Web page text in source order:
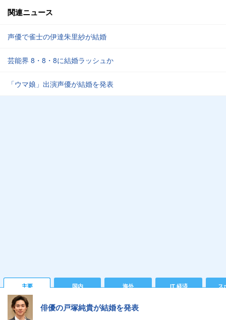
関連ニュース
声優で雀士の伊達朱里紗が結婚
芸能界 8・8・8に結婚ラッシュか
「ウマ娘」出演声優が結婚を発表
主要 国内 海外 IT 経済 ス
俳優の戸塚純貴が結婚を発表